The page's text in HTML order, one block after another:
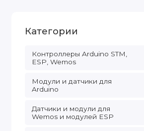
Категории
Контроллеры Arduino STM,
ESP, Wemos
Модули и датчики для
Arduino
Датчики и модули для
Wemos и модулей ESP